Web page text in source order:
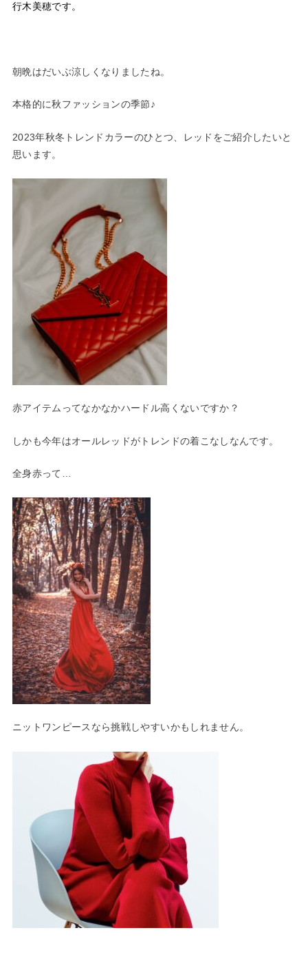
行木美穂です。
朝晩はだいぶ涼しくなりましたね。
本格的に秋ファッションの季節♪
2023年秋冬トレンドカラーのひとつ、レッドをご紹介したいと
思います。
赤アイテムってなかなかハードル高くないですか？
しかも今年はオールレッドがトレンドの着こなしなんです。
全身赤って…
ニットワンピースなら挑戦しやすいかもしれません。